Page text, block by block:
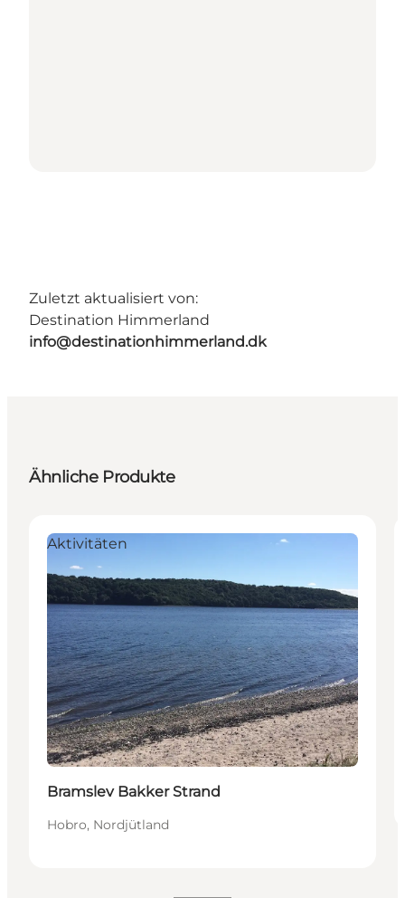
Zuletzt aktualisiert von:
Destination Himmerland
info@destinationhimmerland.dk
Ähnliche Produkte
Aktivitäten
Bramslev Bakker Strand
Hobro, Nordjütland